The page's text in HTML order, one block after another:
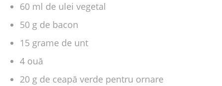
60 ml de ulei vegetal
50 g de bacon
15 grame de unt
4 ouă
20 g de ceapă verde pentru ornare